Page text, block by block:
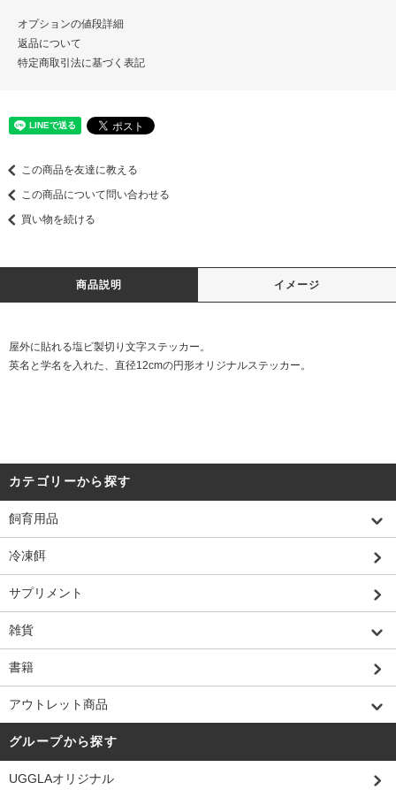
オプションの値段詳細
返品について
特定商取引法に基づく表記
この商品を友達に教える
この商品について問い合わせる
買い物を続ける
商品説明 イメージ
屋外に貼れる塩ビ製切り文字ステッカー。
英名と学名を入れた、直径12cmの円形オリジナルステッカー。
カテゴリーから探す
飼育用品
冷凍餌
サプリメント
雑貨
書籍
アウトレット商品
グループから探す
UGGLAオリジナル